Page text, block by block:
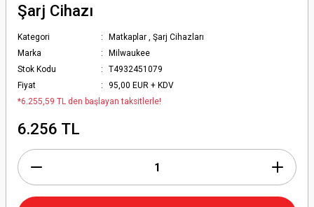
Şarj Cihazı
Kategori Matkaplar ,Şarj Cihazları
Marka
Milwaukee
Stok Kodu
T4932451079
Fiyat
95,00 EUR + KDV
*6.255,59 TL den başlayan taksitlerle!
6.256 TL